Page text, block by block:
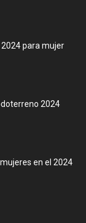
para mujer
2024
en el 2024